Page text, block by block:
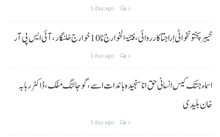
1 day ago 0
خیبر پختونخوا ٹی اِرا جتا کارروائی، فتنۃ الخوارج نا 10خوارج خلنگار،آئی ایس پی آر
1 day ago 0
اسماء جتک کیس انسانی حق انا سنجیدہ باندات اسے، گوجالنگ مفک،ڈاکٹر ربابہ
خان بلیدی
1 day ago 0